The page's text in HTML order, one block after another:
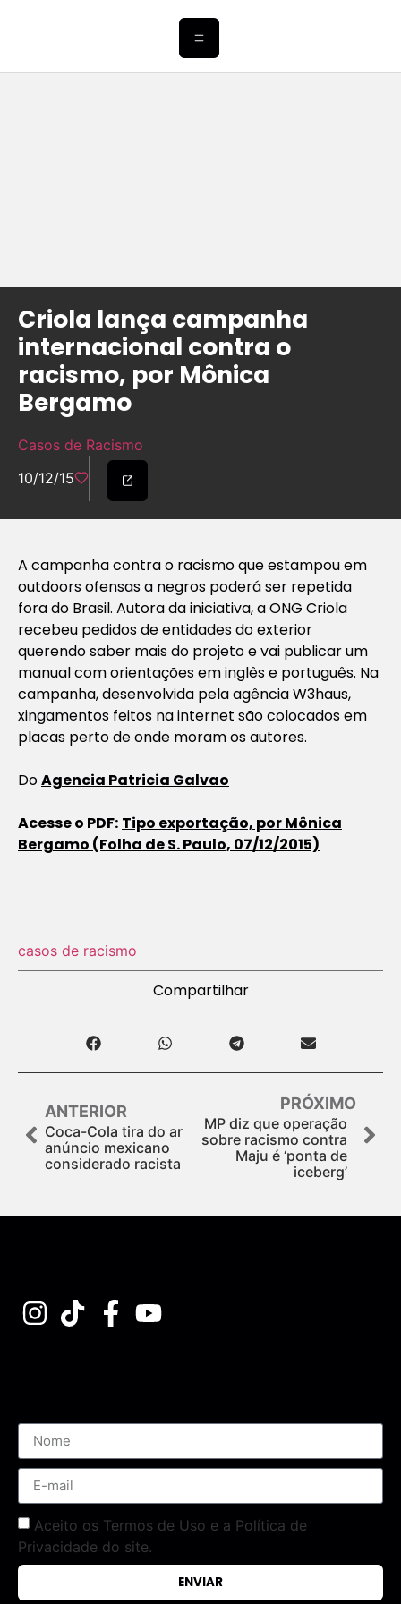
Criola lança campanha
internacional contra o
racismo, por Mônica
Bergamo
Casos de Racismo
10/12/15
A campanha contra o racismo que estampou em
outdoors ofensas a negros poderá ser repetida
fora do Brasil. Autora da iniciativa, a ONG Criola
recebeu pedidos de entidades do exterior
querendo saber mais do projeto e vai publicar um
manual com orientações em inglês e português. Na
campanha, desenvolvida pela agência W3haus,
xingamentos feitos na internet são colocados em
placas perto de onde moram os autores.
DoAgencia Patricia Galvao
Acesse o PDF: Tipo exportação, por Mônica
Bergamo (Folha de S. Paulo, 07/12/2015)
casos de racismo
Compartilhar
ANTERIOR
Coca-Cola tira do ar
anúncio mexicano
considerado racista
PRÓXIMO
MP diz que operação
sobre racismo contra
Maju é ‘ponta de
iceberg’
Aceito os Termos de Uso e a Política de
Privacidade do site.
ENVIAR